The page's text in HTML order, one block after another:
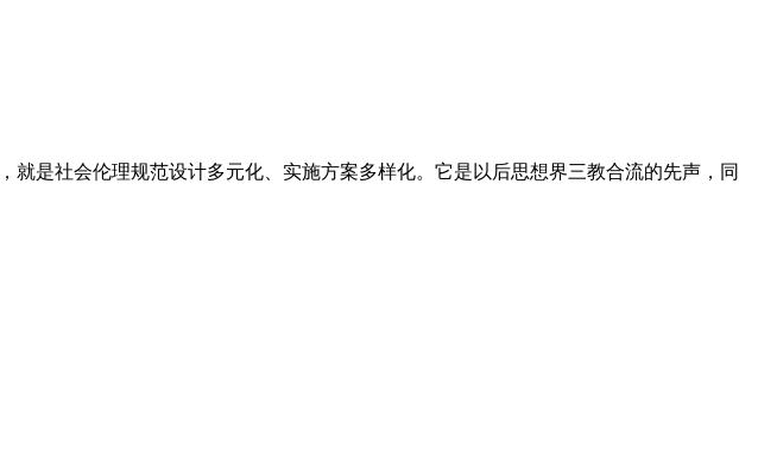
是社会伦理规范设计多元化、实施方案多样化。它是以后思想界三教合流的先声，同